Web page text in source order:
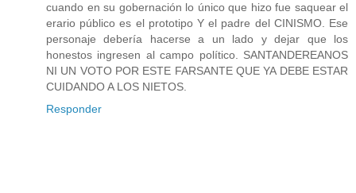
cuando en su gobernación lo único que hizo fue saquear el
erario público es el prototipo Y el padre del CINISMO. Ese
personaje debería hacerse a un lado y dejar que los
honestos ingresen al campo político. SANTANDEREANOS
NI UN VOTO POR ESTE FARSANTE QUE YA DEBE ESTAR
CUIDANDO A LOS NIETOS.
Responder